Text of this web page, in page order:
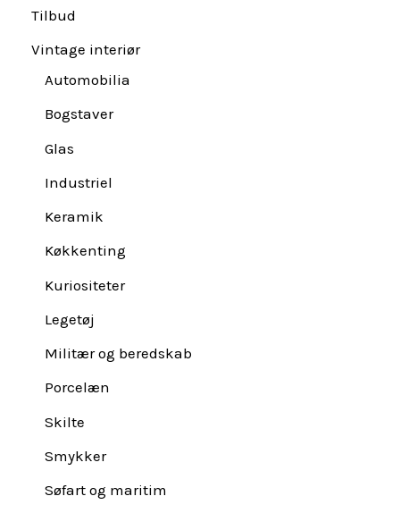
Tilbud
Vintage interiør
Automobilia
Bogstaver
Glas
Industriel
Keramik
Køkkenting
Kuriositeter
Legetøj
Militær og beredskab
Porcelæn
Skilte
Smykker
Søfart og maritim